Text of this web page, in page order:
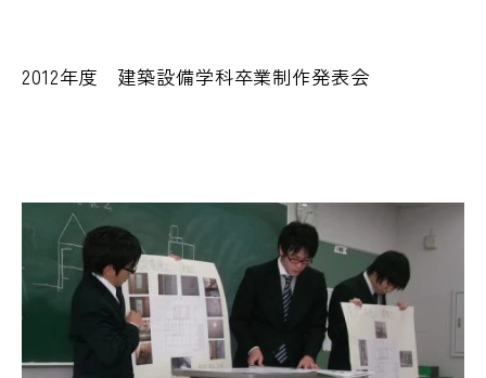
2012年度 建築設備学科卒業制作発表会